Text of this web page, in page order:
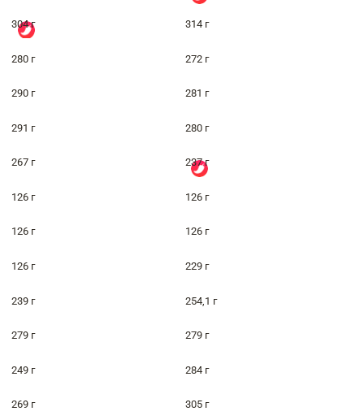
304 г 314 г
280 г 272 г
290 г 281 г
291 г 280 г
267 г 237 г
126 г 126 г
126 г 126 г
126 г 229 г
239 г 254,1 г
279 г 279 г
249 г 284 г
269 г 305 г